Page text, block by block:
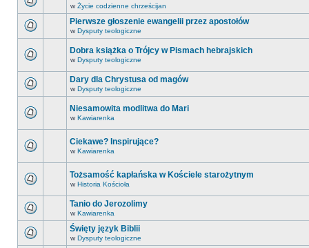
w Życie codzienne chrześcijan
Pierwsze głoszenie ewangelii przez apostołów
w Dysputy teologiczne
Dobra książka o Trójcy w Pismach hebrajskich
w Dysputy teologiczne
Dary dla Chrystusa od magów
w Dysputy teologiczne
Niesamowita modlitwa do Mari
w Kawiarenka
Ciekawe? Inspirujące?
w Kawiarenka
Tożsamość kapłańska w Kościele starożytnym
w Historia Kościoła
Tanio do Jerozolimy
w Kawiarenka
Święty język Biblii
w Dysputy teologiczne